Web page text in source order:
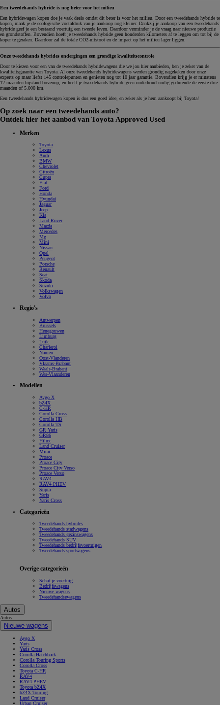
Een tweedehands hybride is nog beter voor het milieu
Een hybridewagen kopen doe je vaak deels omdat dit beter is voor het milieu. Door een tweedehands hybride te
kopen, maak je de ecologische voetafdruk van je aankoop nog kleiner. Dankzij je aankoop van een tweedehands
hybride geef je een bestaand voertuig een tweede leven. Daardoor verminder je de vraag naar nieuwe productie
en grondstoffen. Bovendien hoeft je tweedehands hybride geen honderden kilometers af te leggen om tot bij de
koper te geraken. Daardoor zal de totale CO2-uitstoot en de impact op het milieu lager liggen.
Onze tweedehands hybrides ondergingen een grondige kwaliteitscontrole
Door te kiezen voor een van de tweedehands hybridewagens die we jou hier aanbieden, ben je zeker van de
kwaliteitsgarantie van Toyota. Al onze tweedehands hybridewagens werden grondig nagekeken door onze
experts op maar liefst 145 controlepunten en genieten nog tot 10 jaar garantie. Bovendien krijg je er minstens
12 maanden bijstand bovenop, en heeft je tweedehands hybride geen onderhoud nodig gedurende de eerste drie
maanden of 5.000 km.
Een tweedehands hybridewagen kopen is dus een goed idee, en zeker als je hem aankoopt bij Toyota!
Op zoek naar een tweedehands auto?
Ontdek hier het aanbod van Toyota Approved Used
Merken
Toyota
Lexus
Audi
BMW
Chevrolet
Citroën
Cupra
Fiat
Ford
Honda
Hyundai
Jaguar
Jeep
Kia
Land Rover
Mazda
Mercedes
Mg
Mini
Nissan
Opel
Peugeot
Porsche
Renault
Seat
Skoda
Suzuki
Volkswagen
Volvo
Regio's
Antwerpen
Brussels
Henegouwen
Limburg
Luik
Charleroi
Namen
Oost-Vlanderen
Vlaams-Brabant
Waals-Brabant
Wes-Vlaanderen
Modellen
Aygo X
bZ4X
C-HR
Corolla Cross
Corolla HB
Corolla TS
GR Yaris
GR86
Hilux
Land Cruiser
Mirai
Proace
Proace City
Proace City Verso
Proace Verso
RAV4
RAV4 PHEV
Supra
Yaris
Yaris Cross
Categorieën
Tweedehands hybrides
Tweedehands stadwagens
Tweedehands gezinswagens
Tweedehands SUV
Tweedehands bedrijfsvoertuigen
Tweedehands sportwagens
Overige categorieën
Schat je voertuig
Bedrijfswagens
Nieuwe wagens
Tweedehandsewagens
Autos
Autos
Nieuwe wagens
Aygo X
Yaris
Yaris Cross
Corolla Hatchback
Corolla Touring Sports
Corolla Cross
Toyota C-HR
RAV4
RAV4 PHEV
Toyota bZ4X
bZ4X Touring
Land Cruiser
Urban Cruiser